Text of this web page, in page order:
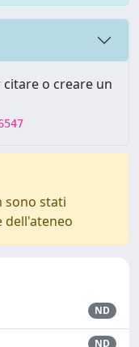
o creare un
sono stati
dell'ateneo
ND
ND